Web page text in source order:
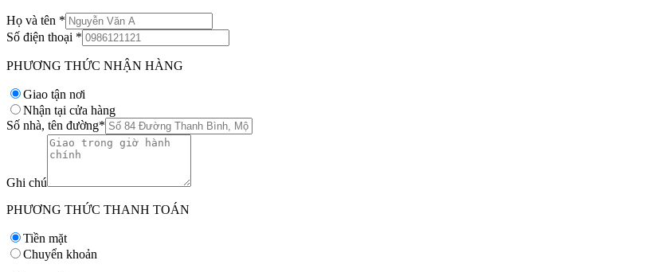
Họ và tên *
Số điện thoại *
PHƯƠNG THỨC NHẬN HÀNG
Giao tận nơi
Nhận tại cửa hàng
Số nhà, tên đường*
Ghi chú
PHƯƠNG THỨC THANH TOÁN
Tiền mặt
Chuyển khoản